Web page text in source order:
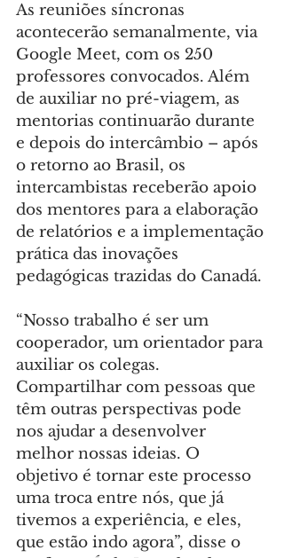
As reuniões síncronas
acontecerão semanalmente, via
Google Meet, com os 250
professores convocados. Além
de auxiliar no pré-viagem, as
mentorias continuarão durante
e depois do intercâmbio – após
o retorno ao Brasil, os
intercambistas receberão apoio
dos mentores para a elaboração
de relatórios e a implementação
prática das inovações
pedagógicas trazidas do Canadá.
“Nosso trabalho é ser um
cooperador, um orientador para
auxiliar os colegas.
Compartilhar com pessoas que
têm outras perspectivas pode
nos ajudar a desenvolver
melhor nossas ideias. O
objetivo é tornar este processo
uma troca entre nós, que já
tivemos a experiência, e eles,
que estão indo agora”, disse o